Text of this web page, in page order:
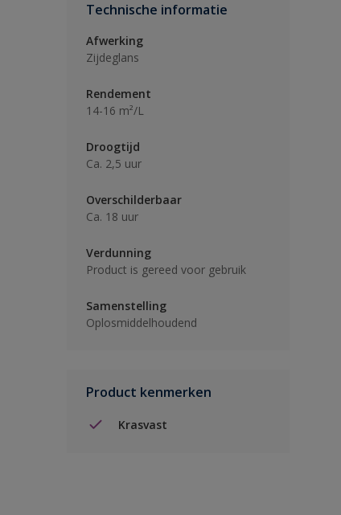
Technische informatie
Afwerking
Zijdeglans
Rendement
14-16 m²/L
Droogtijd
Ca. 2,5 uur
Overschilderbaar
Ca. 18 uur
Verdunning
Product is gereed voor gebruik
Samenstelling
Oplosmiddelhoudend
Product kenmerken
Krasvast